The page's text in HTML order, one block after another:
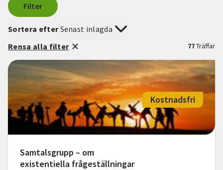
Filter
77Träffar
Sortera efterSenast inlagda
Rensa alla filter
Samtalsgrupp – om
existentiella frågeställningar
Kostnadsfri